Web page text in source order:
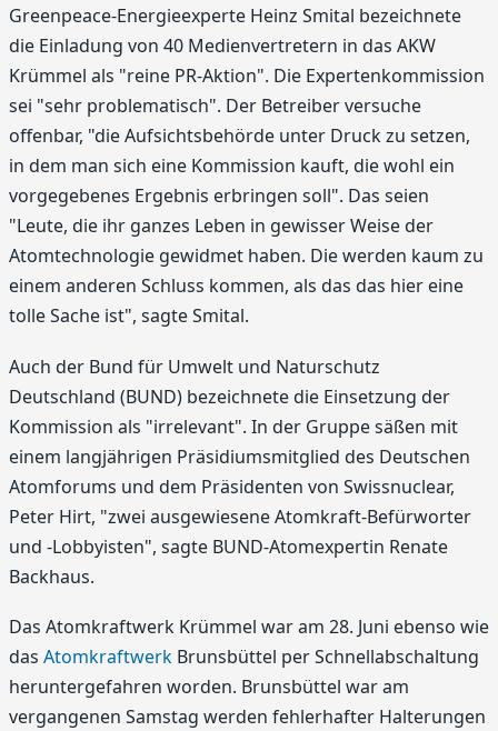
Greenpeace-Energieexperte Heinz Smital bezeichnete
die Einladung von 40 Medienvertretern in das AKW
Krümmel als "reine PR-Aktion". Die Expertenkommission
sei "sehr problematisch". Der Betreiber versuche
offenbar, "die Aufsichtsbehörde unter Druck zu setzen,
in dem man sich eine Kommission kauft, die wohl ein
vorgegebenes Ergebnis erbringen soll". Das seien
"Leute, die ihr ganzes Leben in gewisser Weise der
Atomtechnologie gewidmet haben. Die werden kaum zu
einem anderen Schluss kommen, als das das hier eine
tolle Sache ist", sagte Smital.
Auch der Bund für Umwelt und Naturschutz
Deutschland (BUND) bezeichnete die Einsetzung der
Kommission als "irrelevant". In der Gruppe säßen mit
einem langjährigen Präsidiumsmitglied des Deutschen
Atomforums und dem Präsidenten von Swissnuclear,
Peter Hirt, "zwei ausgewiesene Atomkraft-Befürworter
und -Lobbyisten", sagte BUND-Atomexpertin Renate
Backhaus.
Das Atomkraftwerk Krümmel war am 28. Juni ebenso wie
das Atomkraftwerk Brunsbüttel per Schnellabschaltung
heruntergefahren worden. Brunsbüttel war am
vergangenen Samstag werden fehlerhafter Halterungen